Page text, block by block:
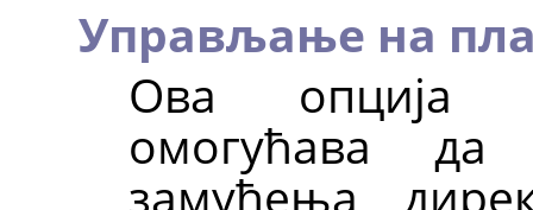
Управљање на
Ова опција
омогућава
замућења